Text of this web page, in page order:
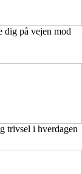
dig på vejen mod
trivsel i hverdagen